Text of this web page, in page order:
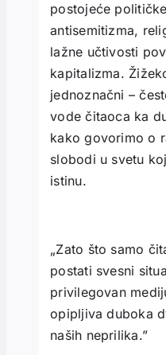
postojeće
antisemitizma,
lažne učtivosti
kapitalizma.
jednoznačni –
vode čitaoca ka
kako govorimo o
slobodi u svetu
istinu.
„Zato što samo
postati svesni
privilegovan
opipljiva duboka
naših neprilika.”